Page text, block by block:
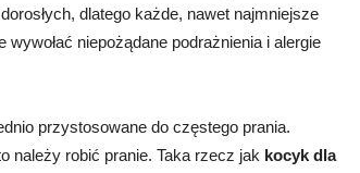
dlatego każde, nawet najmniejsze
wywołać niepożądane podrażnienia i alergie
przystosowane do częstego prania.
należy robić pranie. Taka rzecz jak kocyk dla